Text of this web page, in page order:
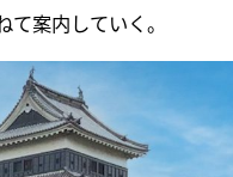
案内していく。